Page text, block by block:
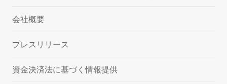
会社概要
プレスリリース
資金決済法に基づく情報提供